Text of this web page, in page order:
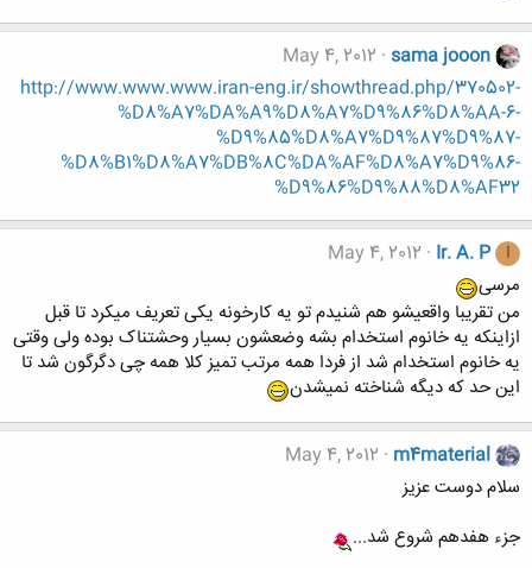
sama jooon
May 4, 2012
http://www.www.www.iran-eng.ir/showthread.php/370502-
%D8%A7%DA%A9%D8%A7%D9%86%D8%AA-6-
%D9%85%D8%A7%D9%87%D9%87-
%D8%B1%D8%A7%DB%8C%DA%AF%D8%A7%D9%86-
%D9%86%D9%88%D8%AF32
I
Ir. A. P
May 4, 2012
مرسی
من تقریبا واقعیشو هم شنیدم تو یه کارخونه یکی تعریف میکرد تا قبل
ازاینکه یه خانوم استخدام بشه وضعشون بسیار وحشتناک بوده ولی وقتی
یه خانوم استخدام شد از فردا همه مرتب تمیز کلا همه چی دگرگون شد تا
این حد که دیگه شناخته نمیشدن
m4material
May 4, 2012
سلام دوست عزيز
جزء هفدهم شروع شد...